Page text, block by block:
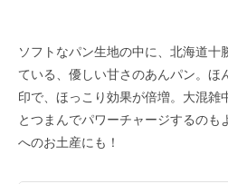
ソフトなパン生地の中に、北海道十
ている、優しい甘さのあんパン。ほ
印で、ほっこり効果が倍増。大混雑
とつまんでパワーチャージするのも
へのお土産にも！